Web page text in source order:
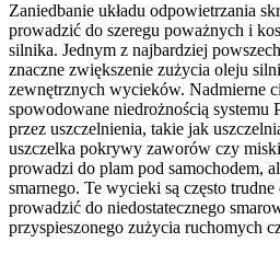
Zaniedbanie układu odpowietrzania
prowadzić do szeregu poważnych i
silnika. Jednym z najbardziej
znaczne zwiększenie zużycia oleju
zewnętrznych wycieków. Nadmierne
spowodowane niedrożnością systemu
przez uszczelnienia, takie jak
uszczelka pokrywy zaworów czy
prowadzi do plam pod samochodem,
smarnego. Te wycieki są często
prowadzić do niedostatecznego
przyspieszonego zużycia ruchomych